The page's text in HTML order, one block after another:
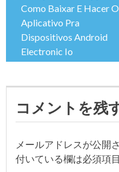
投
稿
ナ
ビ
ゲ
ー
Como Baixar E Hacer O
Aplicativo Pra
Dispositivos Android
Electronic Io
コメントを残
メールアドレスが公開
付いている欄は必須項